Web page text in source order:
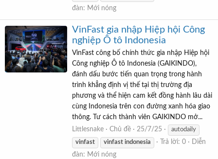
đàn: Mới nóng
VinFast gia nhập Hiệp hội Công
nghiệp Ô tô Indonesia
VinFast công bố chính thức gia nhập Hiệp hội
Công nghiệp Ô tô Indonesia (GAIKINDO),
đánh dấu bước tiến quan trọng trong hành
trình khẳng định vị thế tại thị trường địa
phương và thể hiện cam kết đồng hành lâu dài
cùng Indonesia trên con đường xanh hóa giao
thông. Tư cách thành viên GAIKINDO mở...
Littlesnake
Chủ đề 25/7/25
autodaily
vinfast
vinfast indonesia Trả lời: 0
Diễn
đàn: Mới nóng